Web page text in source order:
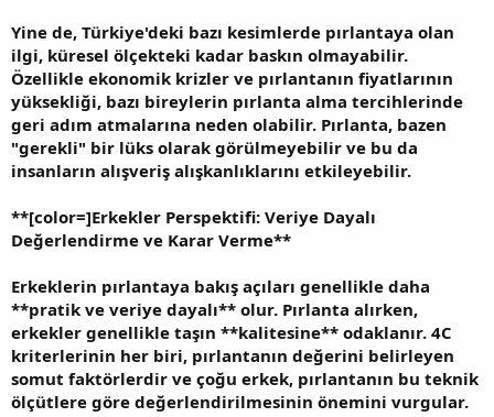
Yine de, Türkiye'deki bazı kesimlerde pırlantaya olan
ilgi, küresel ölçekteki kadar baskın olmayabilir.
Özellikle ekonomik krizler ve pırlantanın fiyatlarının
yüksekliği, bazı bireylerin pırlanta alma tercihlerinde
geri adım atmalarına neden olabilir. Pırlanta, bazen
"gerekli" bir lüks olarak görülmeyebilir ve bu da
insanların alışveriş alışkanlıklarını etkileyebilir.
**[color=]Erkekler Perspektifi: Veriye Dayalı
Değerlendirme ve Karar Verme**
Erkeklerin pırlantaya bakış açıları genellikle daha
**pratik ve veriye dayalı** olur. Pırlanta alırken,
erkekler genellikle taşın **kalitesine** odaklanır. 4C
kriterlerinin her biri, pırlantanın değerini belirleyen
somut faktörlerdir ve çoğu erkek, pırlantanın bu teknik
ölçütlere göre değerlendirilmesinin önemini vurgular.